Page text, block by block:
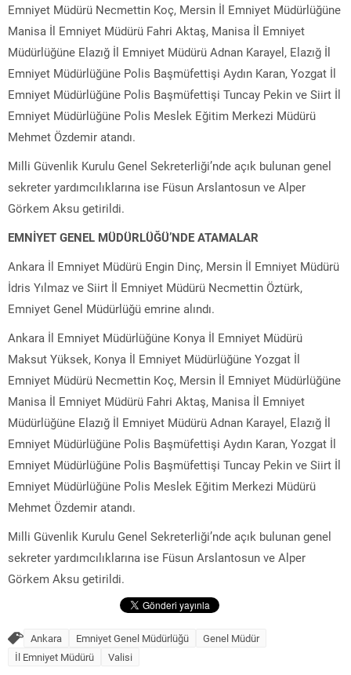
Emniyet Müdürü Necmettin Koç, Mersin İl Emniyet Müdürlüğüne
Manisa İl Emniyet Müdürü Fahri Aktaş, Manisa İl Emniyet
Müdürlüğüne Elazığ İl Emniyet Müdürü Adnan Karayel, Elazığ İl
Emniyet Müdürlüğüne Polis Başmüfettişi Aydın Karan, Yozgat İl
Emniyet Müdürlüğüne Polis Başmüfettişi Tuncay Pekin ve Siirt İl
Emniyet Müdürlüğüne Polis Meslek Eğitim Merkezi Müdürü
Mehmet Özdemir atandı.
Milli Güvenlik Kurulu Genel Sekreterliği’nde açık bulunan genel
sekreter yardımcılıklarına ise Füsun Arslantosun ve Alper
Görkem Aksu getirildi.
EMNİYET GENEL MÜDÜRLÜĞÜ’NDE ATAMALAR
Ankara İl Emniyet Müdürü Engin Dinç, Mersin İl Emniyet Müdürü
İdris Yılmaz ve Siirt İl Emniyet Müdürü Necmettin Öztürk,
Emniyet Genel Müdürlüğü emrine alındı.
Ankara İl Emniyet Müdürlüğüne Konya İl Emniyet Müdürü
Maksut Yüksek, Konya İl Emniyet Müdürlüğüne Yozgat İl
Emniyet Müdürü Necmettin Koç, Mersin İl Emniyet Müdürlüğüne
Manisa İl Emniyet Müdürü Fahri Aktaş, Manisa İl Emniyet
Müdürlüğüne Elazığ İl Emniyet Müdürü Adnan Karayel, Elazığ İl
Emniyet Müdürlüğüne Polis Başmüfettişi Aydın Karan, Yozgat İl
Emniyet Müdürlüğüne Polis Başmüfettişi Tuncay Pekin ve Siirt İl
Emniyet Müdürlüğüne Polis Meslek Eğitim Merkezi Müdürü
Mehmet Özdemir atandı.
Milli Güvenlik Kurulu Genel Sekreterliği’nde açık bulunan genel
sekreter yardımcılıklarına ise Füsun Arslantosun ve Alper
Görkem Aksu getirildi.
Ankara Emniyet Genel Müdürlüğü
Genel Müdür
İl Emniyet Müdürü
Valisi